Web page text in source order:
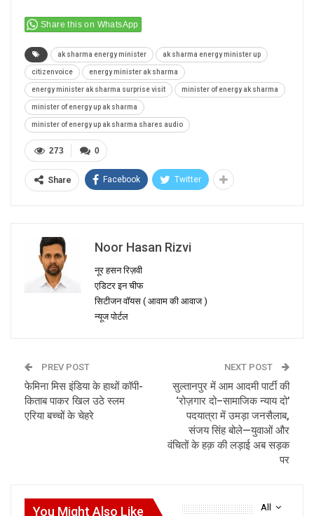
Share this on WhatsApp
ak sharma energy minister ak sharma energy minister up
citizenvoice energy minister ak sharma
energy minister ak sharma surprise visit minister of energy ak sharma
minister of energy up ak sharma
minister of energy up ak sharma shares audio
0
273
Share Facebook Twitter
Noor Hasan Rizvi
नूर हसन रिज़वी
एडिटर इन चीफ
सिटीजन वॉयस ( आवाम की आवाज )
न्यूज पोर्टल
PREV POST
फेमिना मिस इंडिया के हाथों कॉपी-
किताब पाकर खिल उठे स्लम
एरिया बच्चों के चेहरे
NEXT POST
सुल्तानपुर में आम आदमी पार्टी की
‘रोज़गार दो–सामाजिक न्याय दो’
पदयात्रा में उमड़ा जनसैलाब,
संजय सिंह बोले—युवाओं और
वंचितों के हक़ की लड़ाई अब सड़क
पर
All
You Might Also Like